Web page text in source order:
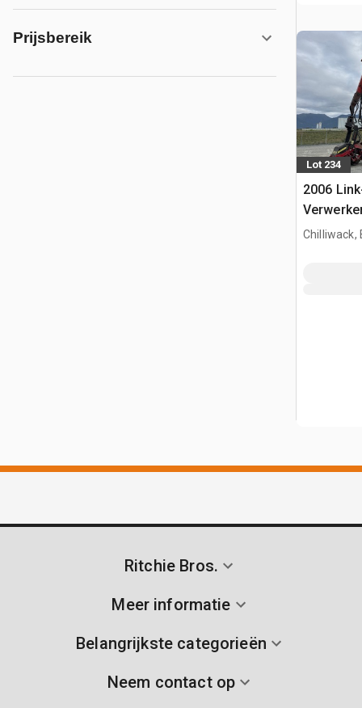
Prijsbereik
Lot 234
2006
Chilliwack,
Ritchie Bros.
Meer informatie
Belangrijkste categorieën
Neem contact op